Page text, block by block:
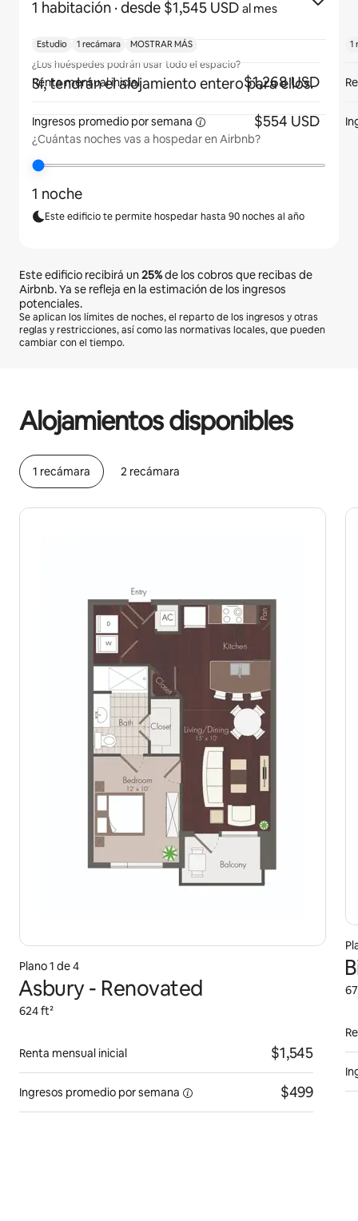
1 habitación · desde $1,545 USD al mes
¿Los huéspedes podrán usar todo el espacio?
Sí, tendrán el alojamiento entero para ellos.
¿Cuántas noches vas a hospedar en Airbnb?
1 noche
Este edificio te permite hospedar hasta 90 noches al año
Este edificio recibirá un25%de los cobros que recibas de
Airbnb. Ya se refleja en la estimación de los ingresos
potenciales.
Se aplican los límites de noches, el reparto de los ingresos y otras
reglas y restricciones, así como las normativas locales, que pueden
cambiar con el tiempo.
Alojamientos disponibles
1 recámara 2 recámara
Plano 1 de 4
Asbury - Renovated
624 ft²
Renta mensual inicial $1,545
Ingresos promedio porsemana $499
Estudio 1 recámara MOSTRAR MÁS
Renta mensual inicial $1,268 USD
Ingresos promedio porsemana $554 USD
1